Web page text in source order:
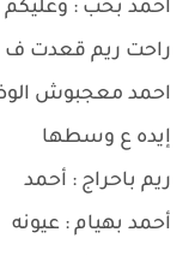
أحمد بحب : وعليكم
راحت ريم قعدت ف
احمد معجبوش
إيده ع وسطها
ريم باحراج : أحمد
أحمد بهيام : عيونه